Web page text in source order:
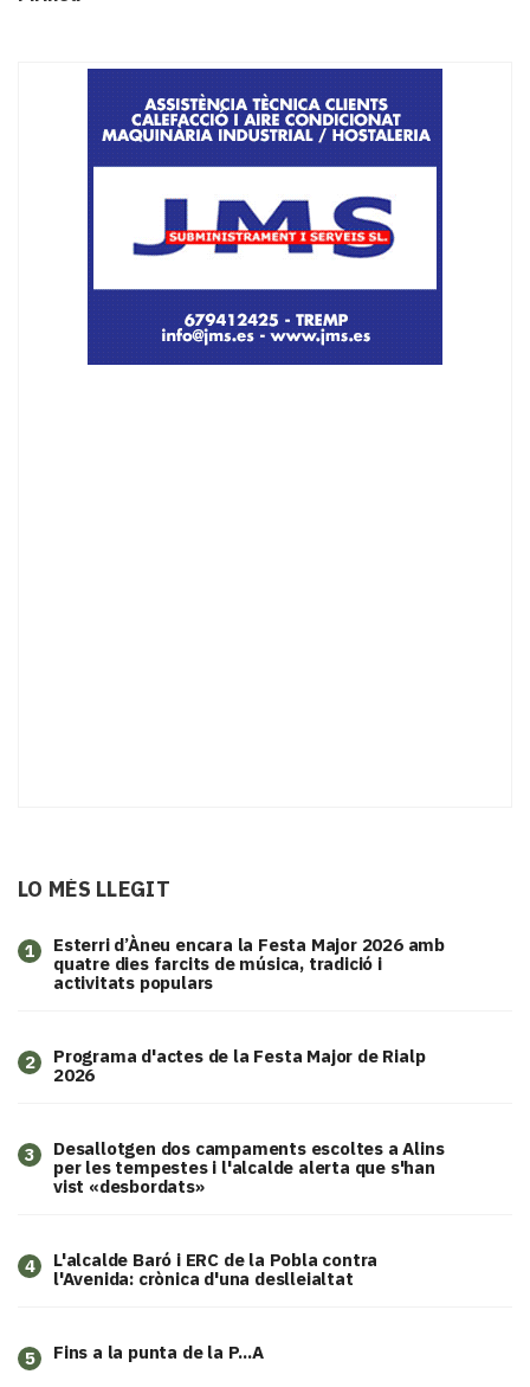
LO MÉS LLEGIT
1
Esterri d’Àneu encara la Festa Major 2026 amb
quatre dies farcits de música, tradició i
activitats populars
2
Programa d'actes de la Festa Major de Rialp
2026
3
​Desallotgen dos campaments escoltes a Alins
per les tempestes i l'alcalde alerta que s'han
vist «desbordats»
4
L'alcalde Baró i ERC de la Pobla contra
l'Avenida: crònica d'una deslleialtat
5 Fins a la punta de la P...A